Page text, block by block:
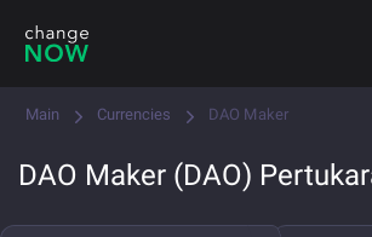
Main Currencies DAO Maker
DAO Maker (DAO)